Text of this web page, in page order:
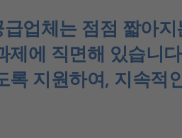
업체는 점점 짧아
에 직면해 있습니다
지원하여, 지속적